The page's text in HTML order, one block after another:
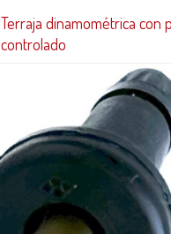
Terraja dinamométrica con
controlado